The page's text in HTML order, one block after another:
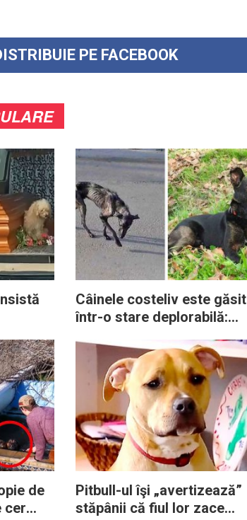
PE FACEBOOK
Câinele costeliv este găsit
într-o stare deplorabilă:
renunţe şi câteva luni mai
târziu e de nerecunoscut
de
cer
Pitbull-ul îşi „avertizează”
stăpânii că fiul lor zace